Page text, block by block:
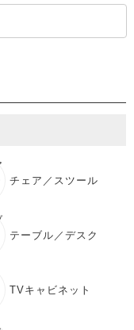
チェア／スツール
テーブル／デスク
TVキャビネット